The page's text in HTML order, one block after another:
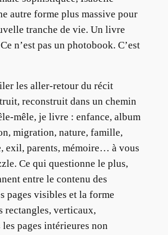
autre forme plus massive pour
tranche de vie. Un livre
n’est pas un photobook. C’est
les aller-retour du récit
reconstruit dans un chemin
mêle, je livre : enfance, album
migration, nature, famille,
exil, parents, mémoire… à vous
Ce qui questionne le plus,
entre le contenu des
pages visibles et la forme
rectangles, verticaux,
pages intérieures non